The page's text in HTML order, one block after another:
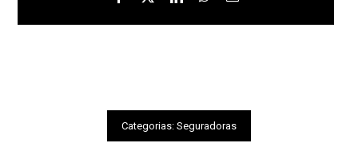
Categorias: Seguradoras